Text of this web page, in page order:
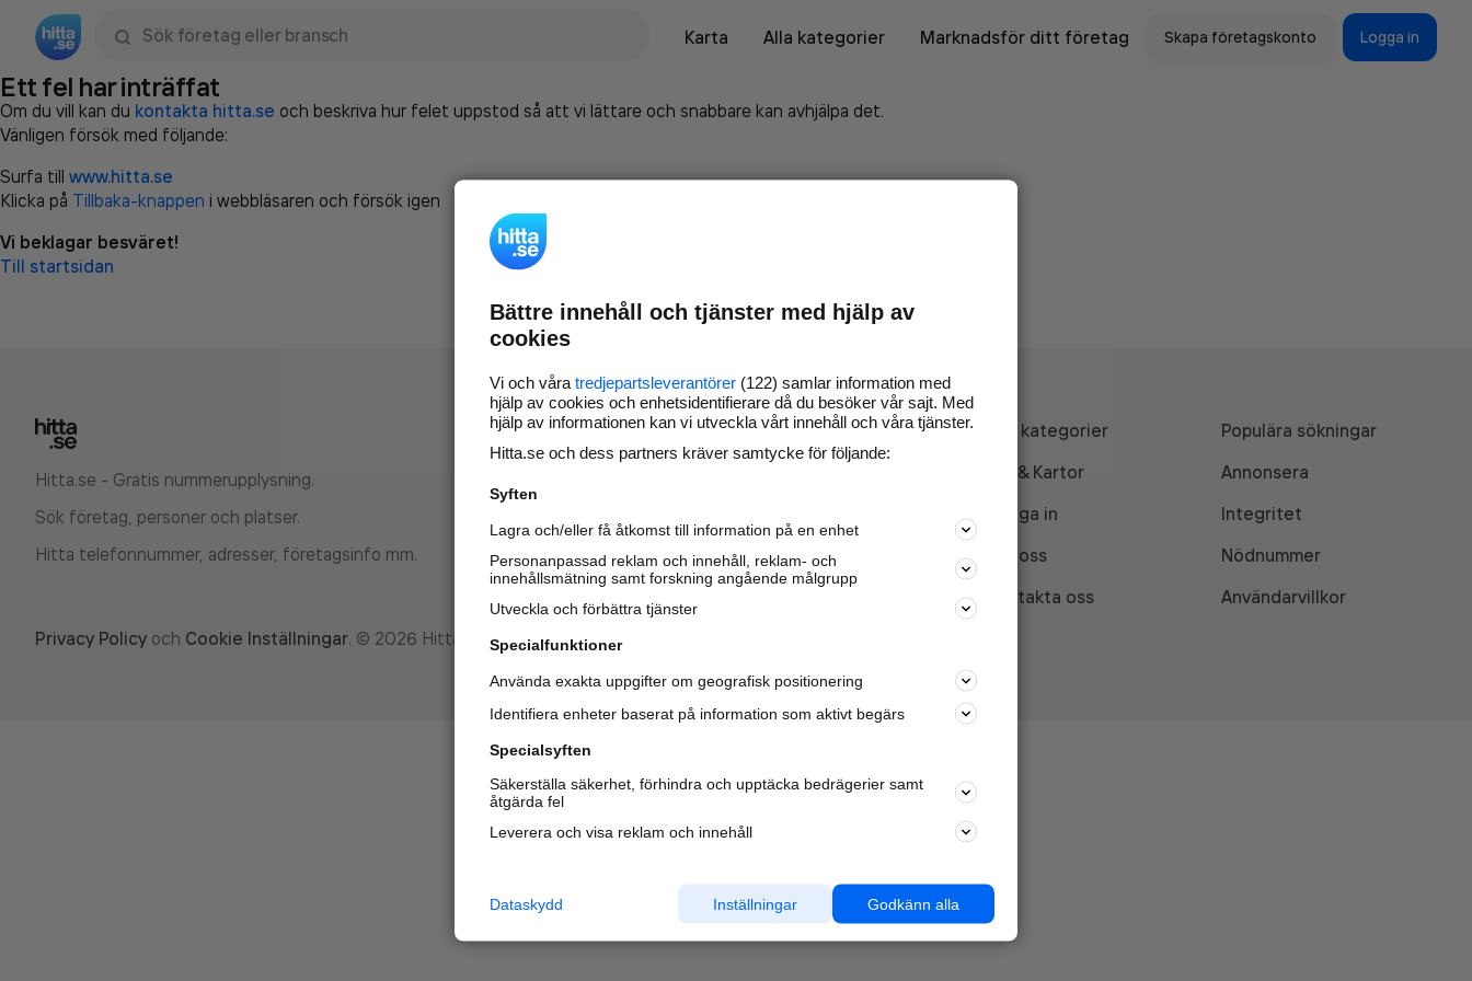
Karta
Alla kategorier Marknadsför ditt företag Skapa företagskonto Logga in
Ett fel har inträffat
Om du vill kan du kontakta hitta.se och beskriva hur felet uppstod så att vi lättare och snabbare kan avhjälpa det.
Vänligen försök med följande:
Surfa till www.hitta.se
Klicka på Tillbaka-knappen i webbläsaren och försök igen
Vi beklagar besväret!
Till startsidan
Hitta.se - Gratis nummerupplysning.
Sök företag, personer och platser.
Hitta telefonnummer, adresser, företagsinfo mm.
Marknadsför företaget på
nya kunder och
samarbetspartners nära dig.
Läs mer här
Alla kategorier
Populära sökningar
API & Kartor
Annonsera
Logga in
Integritet
Om oss
Nödnummer
Kontakta oss
Användarvillkor
Privacy Policy och Cookie Inställningar. © 2026 Hitta.se
Bättre innehåll och tjänster med hjälp av
cookies
Vi och våra tredjepartsleverantörer (122) samlar information med
hjälp av cookies och enhetsidentifierare då du besöker vår sajt. Med
hjälp av informationen kan vi utveckla vårt innehåll och våra tjänster.
Hitta.se och dess partners kräver samtycke för följande:
Syften
Lagra och/eller få åtkomst till information på en enhet
Personanpassad reklam och innehåll, reklam- och
innehållsmätning samt forskning angående målgrupp
Utveckla och förbättra tjänster
Specialfunktioner
Använda exakta uppgifter om geografisk positionering
Identifiera enheter baserat på information som aktivt begärs
Specialsyften
Säkerställa säkerhet, förhindra och upptäcka bedrägerier samt
åtgärda fel
Leverera och visa reklam och innehåll
Godkänn alla
Inställningar
Dataskydd